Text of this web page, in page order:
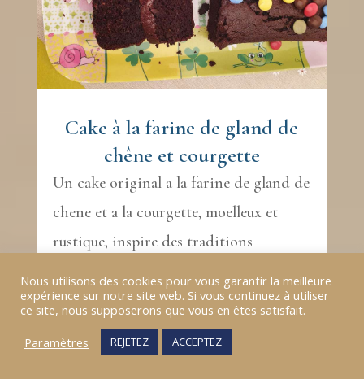
Cake à la farine de gland de
chêne et courgette
Un cake original a la farine de gland de
chene et a la courgette, moelleux et
rustique, inspire des traditions
lire plus
Nous utilisons des cookies pour vous garantir la meilleure
expérience sur notre site web. Si vous continuez à utiliser
ce site, nous supposerons que vous en êtes satisfait.
Paramètres
REJETEZ ACCEPTEZ